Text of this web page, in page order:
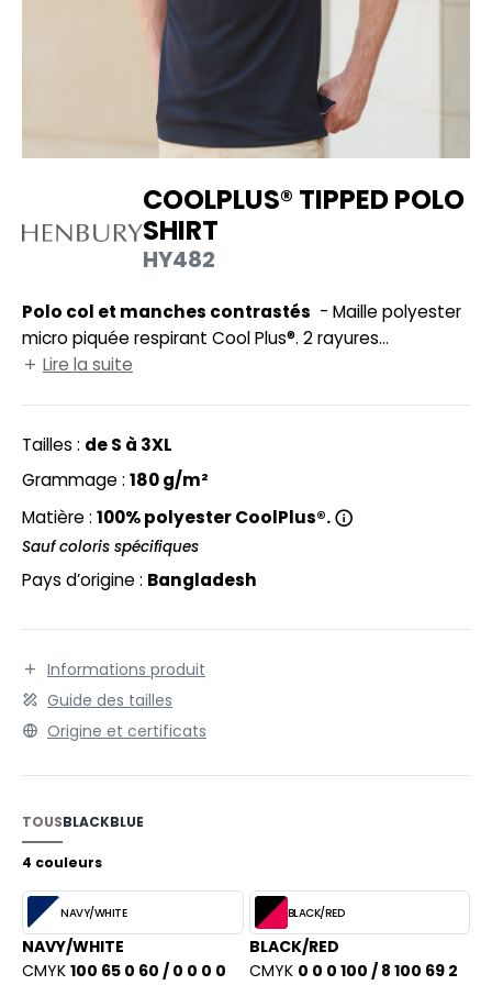
VISIBILITE
MODULABLES
LABEL / TEAR AWAY
SHOPPING
VETEMENTS
SI ON L'APPELAIT FRANCIS
BY PROMODORO
HALES
ROW
OF THE LOOM
OF THE LOOM VINTAGE
- BLANKS
COOLPLUS® TIPPED POLO
SHIRT
HY482
Polo col et manches contrastés
micro piquée respirant Cool Plus®. 2 rayures
contrastées au col et aux manches. 3 boutons ton sur
Lire la suite
Tailles : de S à 3XL
Grammage : 180 g/m²
Matière : 100% polyester CoolPlus®.
Sauf coloris spécifiques
Pays d’origine : Bangladesh
Informations produit
Guide des tailles
Origine et certificats
TOUSBLACKBLUE
4 couleurs
NAVY/WHITE
NAVY/WHITE
CMYK 100 65 0 60 / 0 0 0 0
BLACK/RED
BLACK/RED
CMYK 0 0 0 100 / 8 100 69 2